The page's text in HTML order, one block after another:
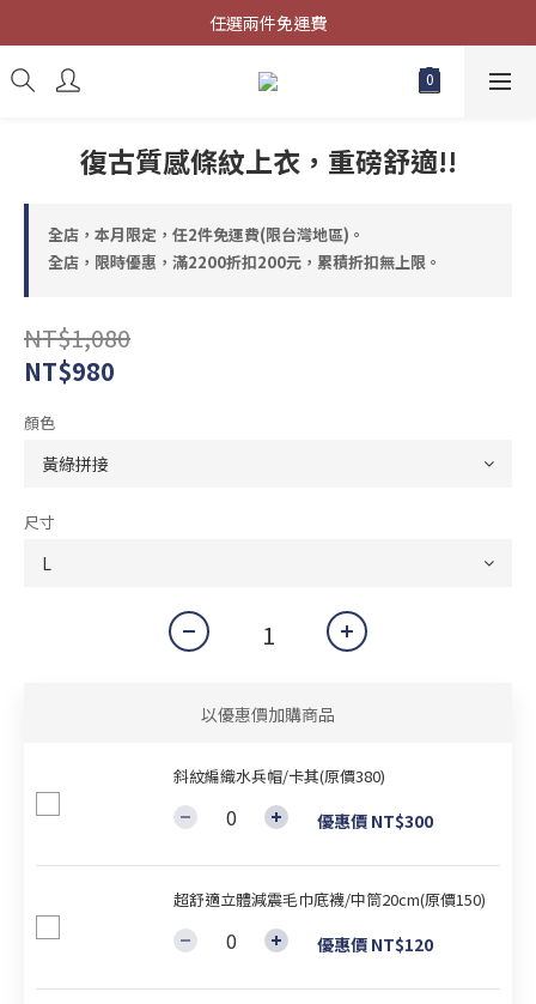
限時優惠，滿2200折扣200元，累積折扣無上限。
任選兩件免運費
新註冊會員，再贈送50元購物金!!
復古質感條紋上衣，重磅舒適!!
全店，本月限定，任2件免運費(限台灣地區)。
全店，限時優惠，滿2200折扣200元，累積折扣無上限。
NT$1,080
NT$980
顏色
尺寸
以優惠價加購商品
斜紋編織水兵帽/卡其(原價380)
優惠價 NT$300
超舒適立體減震毛巾底襪/中筒20cm(原價150)
優惠價 NT$120